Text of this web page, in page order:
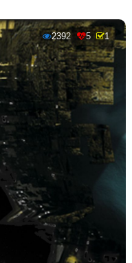
2392 5 1